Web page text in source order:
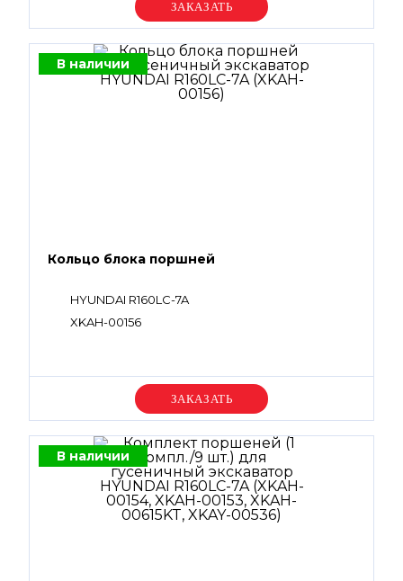
Уточняйте цену
В наличии
Кольцо блока поршней
HYUNDAI R160LC-7A
XKAH-00156
Уточняйте цену
В наличии